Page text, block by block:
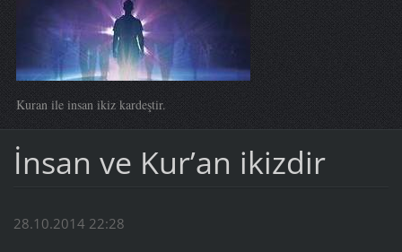
Kuran ile insan ikiz kardeştir.
İnsan ve Kur’an ikizdir
28.10.2014 22:28